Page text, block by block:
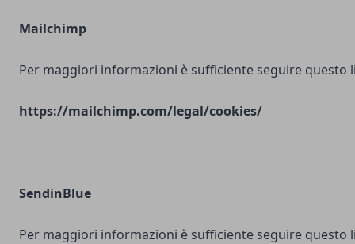
Mailchimp
Per maggiori informazioni è sufficiente seguire questo
https://mailchimp.com/legal/cookies/
SendinBlue
Per maggiori informazioni è sufficiente seguire questo